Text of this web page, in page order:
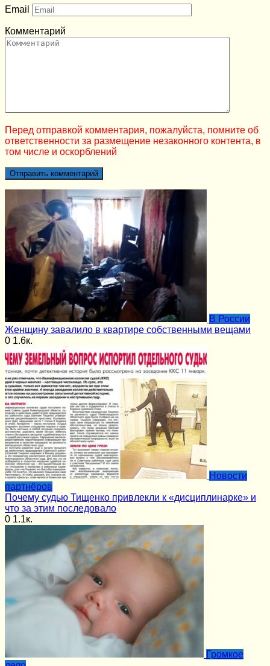
Email
Комментарий
Перед отправкой комментария, пожалуйста, помните об
ответственности за размещение незаконного контента, в
том числе и оскорблений
В России
Женщину завалило в квартире собственными вещами
0 1.6к.
Новости
партнёров
Почему судью Тищенко привлекли к «дисциплинарке» и
что за этим последовало
0 1.1к.
Громкое